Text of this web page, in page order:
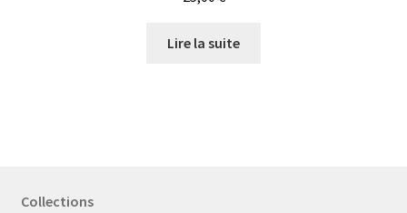
Lire la suite
Collections